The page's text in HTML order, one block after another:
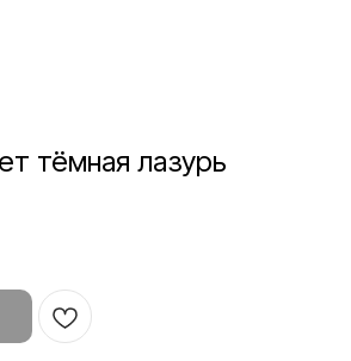
тёмная лазурь